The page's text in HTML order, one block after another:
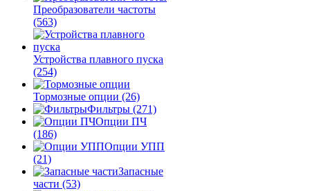
Преобразователи частоты
(563)
Устройства плавного пуска
(254)
Тормозные опции (26)
Фильтры (271)
Опции ПЧ
(186)
Опции УПП
(21)
Запасные
части (53)